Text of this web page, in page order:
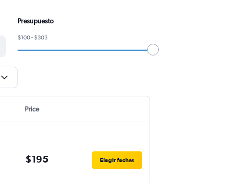
Presupuesto
$100 - $303
Price
$195 Elegir fechas